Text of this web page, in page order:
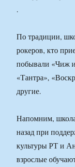
.
По традиции,
рокеров, кто
побывали «Чиж
«Тантра»,
другие.
Напомним, школа
назад при
культуры РТ и
взрослые